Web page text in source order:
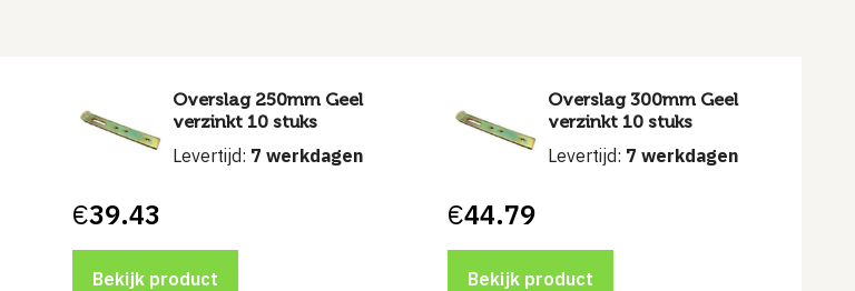
Overslag 250mm Geel
verzinkt 10 stuks
Levertijd: 7 werkdagen
€39.43
Bekijk product
Overslag 300mm Geel
verzinkt 10 stuks
Levertijd: 7 werkdagen
€44.79
Bekijk product